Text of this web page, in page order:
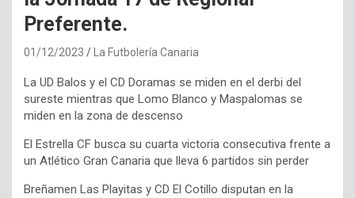
Preferente.
01/12/2023 La Futbolería Canaria
La UD Balos y el CD Doramas se miden en el derbi del
sureste mientras que Lomo Blanco y Maspalomas se
miden en la zona de descenso
El Estrella CF busca su cuarta victoria consecutiva frente a
un Atlético Gran Canaria que lleva 6 partidos sin perder
Breñamen Las Playitas y CD El Cotillo disputan en la